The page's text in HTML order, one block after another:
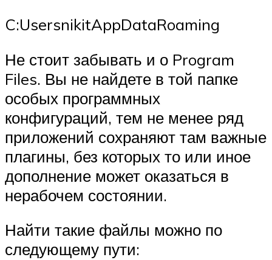
C:UsersnikitAppDataRoaming
Не стоит забывать и о Program
Files. Вы не найдете в той папке
особых программных
конфигураций, тем не менее ряд
приложений сохраняют там важные
плагины, без которых то или иное
дополнение может оказаться в
нерабочем состоянии.
Найти такие файлы можно по
следующему пути: